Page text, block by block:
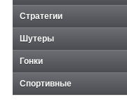
Стратегии
Шутеры
Гонки
Спортивные